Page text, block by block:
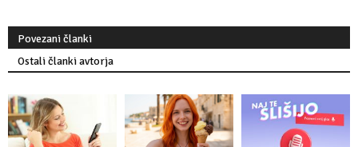
Povezani članki
Ostali članki avtorja